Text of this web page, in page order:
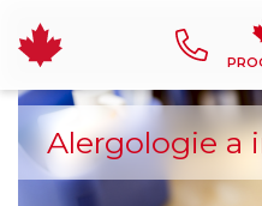
Alergologie a